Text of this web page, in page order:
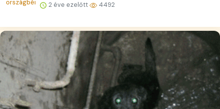
2 éve ezelőtt 4492